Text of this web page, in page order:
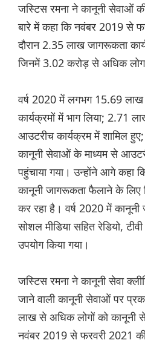
जस्टिस रमना ने कानूनी सेवाओं
बारे में कहा कि नवंबर 2019 से
दौरान 2.35 लाख जागरूकता
जिनमें 3.02 करोड़ से अधिक लोग
वर्ष 2020 में लगभग 15.69
कार्यक्रमों में भाग लिया; 2.71
आउटरीच कार्यक्रम में शामिल
कानूनी सेवाओं के माध्यम से
पहुंचाया गया। उन्होंने आगे कहा
कानूनी जागरूकता फैलाने के लिए
कर रहा है। वर्ष 2020 में
सोशल मीडिया सहित रेडियो,
उपयोग किया गया।
जस्टिस रमना ने कानूनी सेवा
जाने वाली कानूनी सेवाओं पर
लाख से अधिक लोगों को कानूनी
नवंबर 2019 से फरवरी 2021